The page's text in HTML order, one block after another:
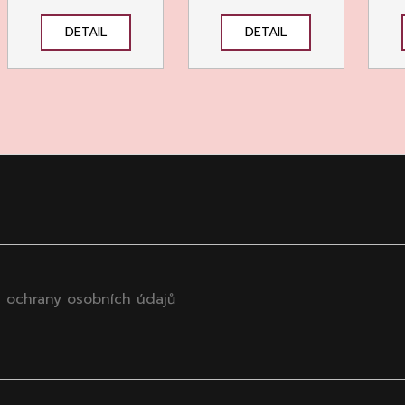
DETAIL DETAIL
ochrany osobních údajů